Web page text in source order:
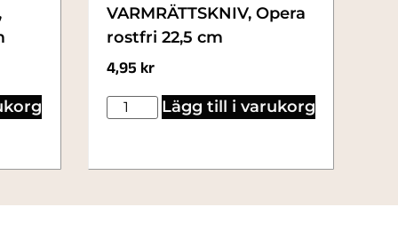
VARMRÄTTSKNIV, Opera
rostfri 22,5 cm
4,95 kr
Lägg till i varukorg